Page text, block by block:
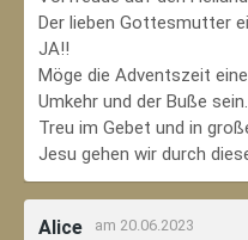
Der lieben Gottesmutter
JA!!
Möge die Adventszeit
Umkehr und der Buße sein.
Treu im Gebet und in
Jesu gehen wir durch
Alice am 20.06.2023